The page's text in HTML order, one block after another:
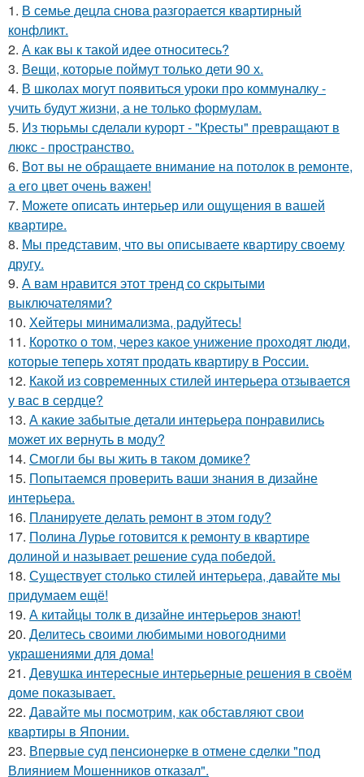
1. В семье децла снова разгорается квартирный
конфликт.
2. А как вы к такой идее относитесь?
3. Вещи, которые поймут только дети 90 х.
4. В школах могут появиться уроки про коммуналку -
учить будут жизни, а не только формулам.
5. Из тюрьмы сделали курорт - "Кресты" превращают в
люкс - пространство.
6. Вот вы не обращаете внимание на потолок в ремонте,
а его цвет очень важен!
7. Можете описать интерьер или ощущения в вашей
квартире.
8. Мы представим, что вы описываете квартиру своему
другу.
9. А вам нравится этот тренд со скрытыми
выключателями?
10. Хейтеры минимализма, радуйтесь!
11. Коротко о том, через какое унижение проходят люди,
которые теперь хотят продать квартиру в России.
12. Какой из современных стилей интерьера отзывается
у вас в сердце?
13. А какие забытые детали интерьера понравились
может их вернуть в моду?
14. Смогли бы вы жить в таком домике?
15. Попытаемся проверить ваши знания в дизайне
интерьера.
16. Планируете делать ремонт в этом году?
17. Полина Лурье готовится к ремонту в квартире
долиной и называет решение суда победой.
18. Существует столько стилей интерьера, давайте мы
придумаем ещё!
19. А китайцы толк в дизайне интерьеров знают!
20. Делитесь своими любимыми новогодними
украшениями для дома!
21. Девушка интересные интерьерные решения в своём
доме показывает.
22. Давайте мы посмотрим, как обставляют свои
квартиры в Японии.
23. Впервые суд пенсионерке в отмене сделки "под
Влиянием Мошенников отказал".